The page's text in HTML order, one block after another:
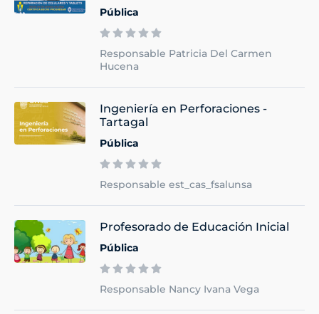
Pública
Responsable Patricia Del Carmen
Hucena
Ingeniería en Perforaciones -
Tartagal
Pública
Responsable est_cas_fsalunsa
Profesorado de Educación Inicial
Pública
Responsable Nancy Ivana Vega